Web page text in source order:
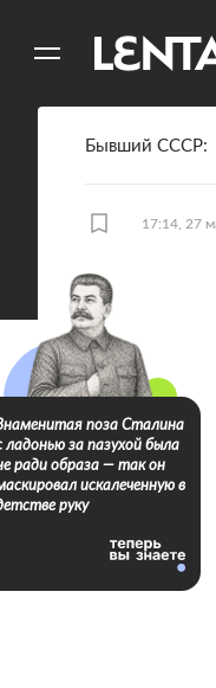
Бывший СССР
17:14, 27
поза Сталина
ладонью за пазухой была
ради образа — так он
искалеченную в
руку